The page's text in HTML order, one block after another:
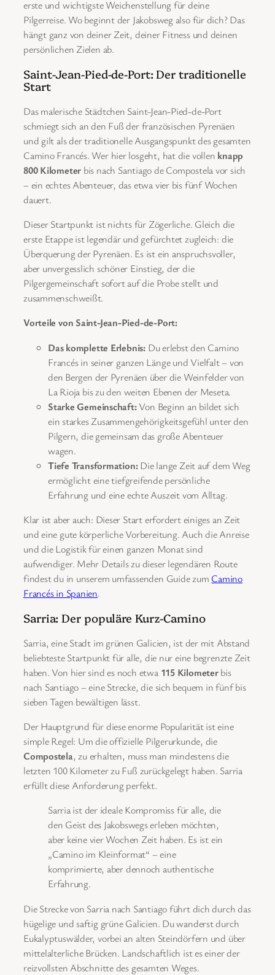
erste und wichtigste Weichenstellung für deine
Pilgerreise. Wo beginnt der Jakobsweg also für dich? Das
hängt ganz von deiner Zeit, deiner Fitness und deinen
persönlichen Zielen ab.
Saint-Jean-Pied-de-Port: Der traditionelle
Start
Das malerische Städtchen Saint-Jean-Pied-de-Port
schmiegt sich an den Fuß der französischen Pyrenäen
und gilt als der traditionelle Ausgangspunkt des gesamten
Camino Francés. Wer hier losgeht, hat die vollen knapp
800 Kilometer bis nach Santiago de Compostela vor sich
– ein echtes Abenteuer, das etwa vier bis fünf Wochen
dauert.
Dieser Startpunkt ist nichts für Zögerliche. Gleich die
erste Etappe ist legendär und gefürchtet zugleich: die
Überquerung der Pyrenäen. Es ist ein anspruchsvoller,
aber unvergesslich schöner Einstieg, der die
Pilgergemeinschaft sofort auf die Probe stellt und
zusammenschweißt.
Vorteile von Saint-Jean-Pied-de-Port:
Das komplette Erlebnis:Du erlebst den Camino
Francés in seiner ganzen Länge und Vielfalt – von
den Bergen der Pyrenäen über die Weinfelder von
La Rioja bis zu den weiten Ebenen der Meseta.
Starke Gemeinschaft:Von Beginn an bildet sich
ein starkes Zusammengehörigkeitsgefühl unter den
Pilgern, die gemeinsam das große Abenteuer
wagen.
Tiefe Transformation:Die lange Zeit auf dem Weg
ermöglicht eine tiefgreifende persönliche
Erfahrung und eine echte Auszeit vom Alltag.
Klar ist aber auch: Dieser Start erfordert einiges an Zeit
und eine gute körperliche Vorbereitung. Auch die Anreise
und die Logistik für einen ganzen Monat sind
aufwendiger. Mehr Details zu dieser legendären Route
findest du in unserem umfassenden Guide zum Camino
Francés in Spanien.
Sarria: Der populäre Kurz-Camino
Sarria, eine Stadt im grünen Galicien, ist der mit Abstand
beliebteste Startpunkt für alle, die nur eine begrenzte Zeit
haben. Von hier sind es noch etwa 115 Kilometerbis
nach Santiago – eine Strecke, die sich bequem in fünf bis
sieben Tagen bewältigen lässt.
Der Hauptgrund für diese enorme Popularität ist eine
simple Regel: Um die offizielle Pilgerurkunde, die
Compostela, zu erhalten, muss man mindestens die
letzten 100 Kilometer zu Fuß zurückgelegt haben. Sarria
erfüllt diese Anforderung perfekt.
Sarria ist der ideale Kompromiss für alle, die
den Geist des Jakobswegs erleben möchten,
aber keine vier Wochen Zeit haben. Es ist ein
„Camino im Kleinformat“ – eine
komprimierte, aber dennoch authentische
Erfahrung.
Die Strecke von Sarria nach Santiago führt dich durch das
hügelige und saftig grüne Galicien. Du wanderst durch
Eukalyptuswälder, vorbei an alten Steindörfern und über
mittelalterliche Brücken. Landschaftlich ist es einer der
reizvollsten Abschnitte des gesamten Weges.